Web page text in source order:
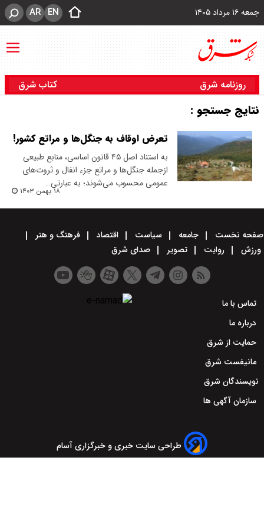
جمعه ۱۶ مرداد ۱۴۰۵ EN
AR
روزنامه شرق کتاب شرق
نتایج جستجو :
تعرض اوقاف به جنگل‌ها و مراتع کشور!
به استناد اصل ۴۵ قانون اساسی، منابع طبیعی
از‌جمله جنگل‌ها و مراتع جزء انفال و ثروت‌های
عمومی محسوب می‌شوند؛ به عبارتی…
۱۸ بهمن ۱۴۰۳
صفحه نخست جامعه سیاست اقتصاد
فرهنگ و هنر
ورزش
روایت تصویر صدای شرق
تماس با ما
درباره ما
حمایت از شرق
مانیفست شرق
نویسندگان شرق
سازمان آگهی ها
طراحی سایت خبری و خبرگزاری آسام